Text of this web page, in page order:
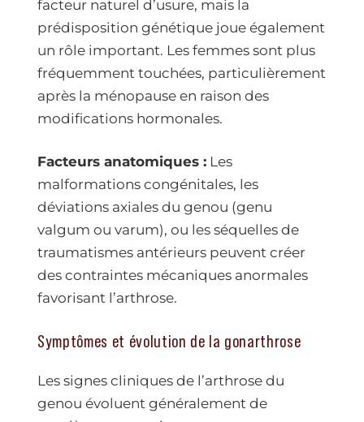
facteur naturel d’usure, mais la
prédisposition génétique joue également
un rôle important. Les femmes sont plus
fréquemment touchées, particulièrement
après la ménopause en raison des
modifications hormonales.
Facteurs anatomiques : Les
malformations congénitales, les
déviations axiales du genou (genu
valgum ou varum), ou les séquelles de
traumatismes antérieurs peuvent créer
des contraintes mécaniques anormales
favorisant l’arthrose.
Symptômes et évolution de la gonarthrose
Les signes cliniques de l’arthrose du
genou évoluent généralement de